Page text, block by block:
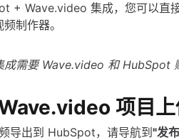
+ Wave.video 集成，您可以直
制作器。
成需要 Wave.video 和 HubSpot
项目
导出到 HubSpot，请导航到"发